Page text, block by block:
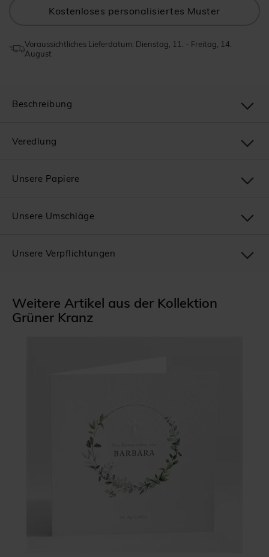
Kostenloses personalisiertes Muster
Voraussichtliches Lieferdatum: Dienstag, 11. - Freitag, 14.
August
Weitere Artikel aus der Kollektion
Grüner Kranz
Beschreibung
Veredlung
Unsere Papiere
Unsere Umschläge
Unsere Verpflichtungen